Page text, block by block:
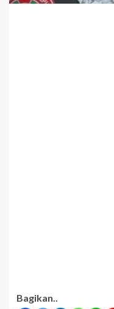
Bagikan..